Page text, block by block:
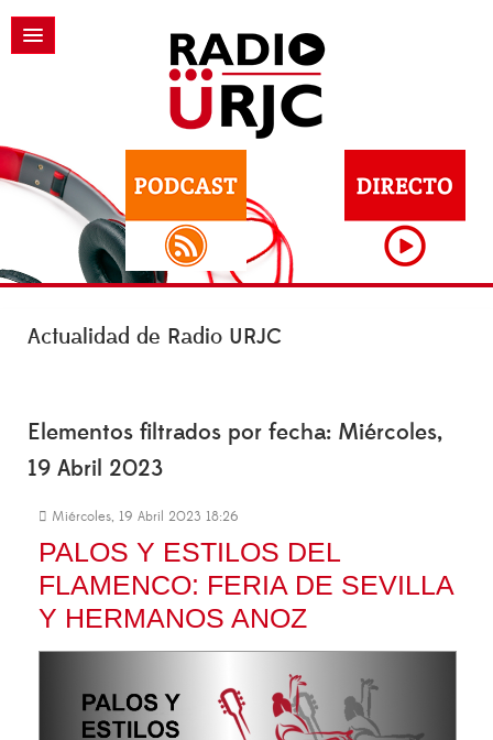
Actualidad de Radio URJC
Elementos filtrados por fecha: Miércoles,
19 Abril 2023
Miércoles, 19 Abril 2023 18:26
PALOS Y ESTILOS DEL
FLAMENCO: FERIA DE SEVILLA
Y HERMANOS ANOZ